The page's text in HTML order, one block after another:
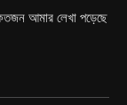
আমার লেখা পড়েছে